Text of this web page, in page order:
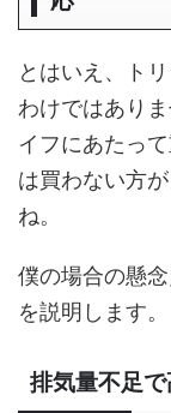
とはいえ、ト
わけではあり
イフにあたっ
は買わない方
ね。
僕の場合の懸
を説明します。
排気量不足